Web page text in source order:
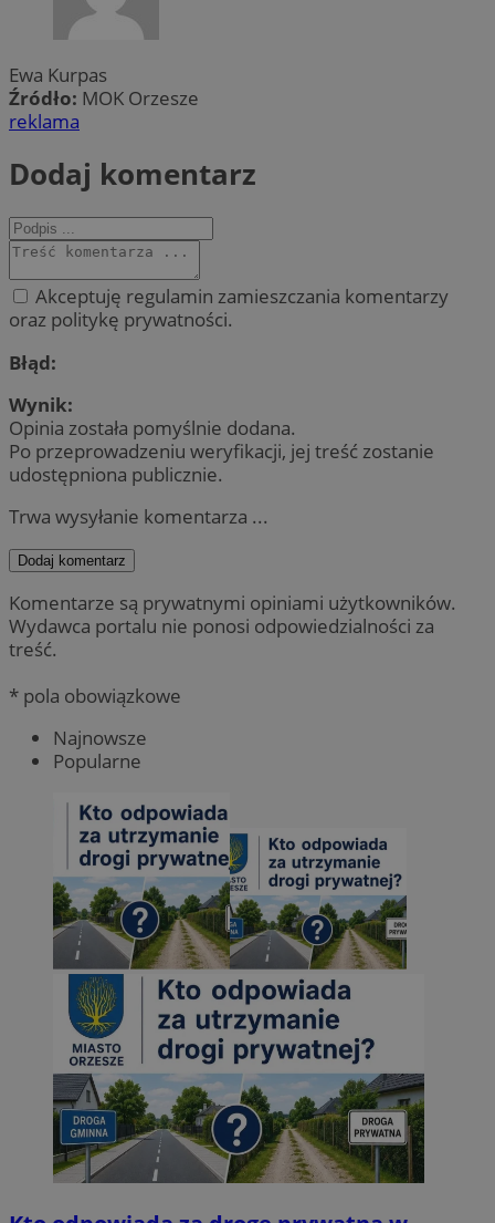
Ewa Kurpas
Źródło: MOK Orzesze
reklama
Dodaj komentarz
Akceptuję regulamin zamieszczania komentarzy
oraz politykę prywatności.
Błąd:
Wynik:
Opinia została pomyślnie dodana.
Po przeprowadzeniu weryfikacji, jej treść zostanie
udostępniona publicznie.
Trwa wysyłanie komentarza ...
Dodaj komentarz
Komentarze są prywatnymi opiniami użytkowników.
Wydawca portalu nie ponosi odpowiedzialności za
treść.
* pola obowiązkowe
Najnowsze
Popularne